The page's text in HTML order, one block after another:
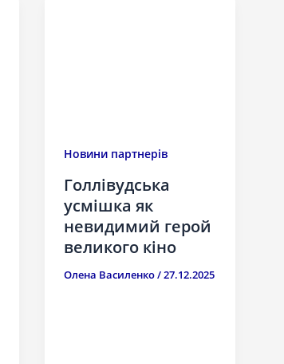
Новини партнерів
Голлівудська
усмішка як
невидимий герой
великого кіно
Олена Василенко/27.12.2025